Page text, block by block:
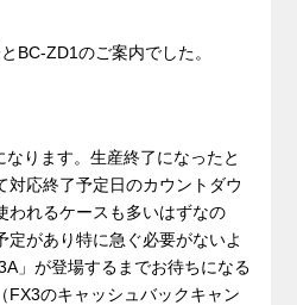
BC-ZD1のご案内でした。
ります。生産終了になったと
対応終了予定日のカウントダウ
われるケースも多いはずなの
定があり特に急ぐ必要がないよ
」が登場するまでお待ちになる
FX3のキャッシュバックキャン